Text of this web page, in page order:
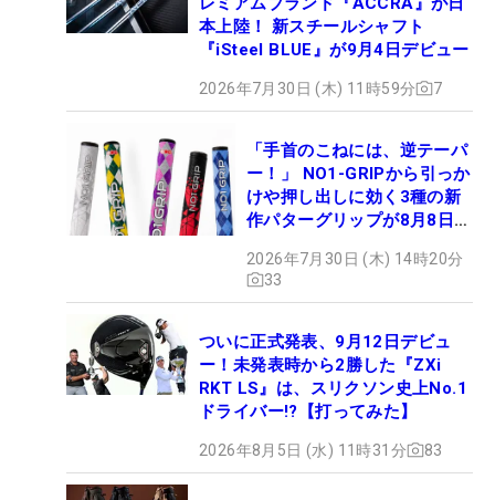
本上陸！ 新スチールシャフト
『iSteel BLUE』が9月4日デビュー
2026年7月30日 (木) 11時59分 7
「手首のこねには、逆テーパ
ー！」 NO1-GRIPから引っか
けや押し出しに効く3種の新
作パターグリップが8月8日デ
2026年7月30日 (木) 14時20分
33
ついに正式発表、9月12日デビュ
ー！未発表時から2勝した『ZXi
RKT LS』は、スリクソン史上No.1
ドライバー!?【打ってみた】
2026年8月5日 (水) 11時31分 83